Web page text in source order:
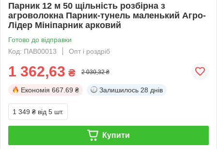
Парник 12 м 50 щільність розбірна з
агроволокна Парник-тунель маленький Агро-
Лідер Мініпарник арковий
Готово до відправки
Код: ПАВ00013
Опт і роздріб
1 362,63 ₴ 2 030,32 ₴
Економія 667.69 ₴ Залишилось 28 днів
1 349 ₴ від 5 шт.
Купити